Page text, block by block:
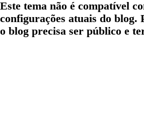
Este tema não é compatível
configurações atuais do blog.
o blog precisa ser público e